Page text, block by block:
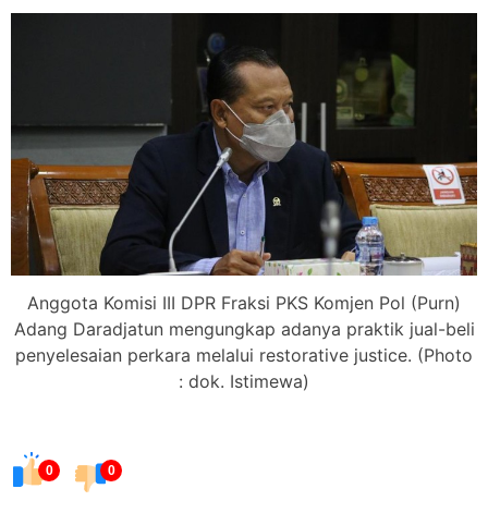
Anggota Komisi III DPR Fraksi PKS Komjen Pol (Purn)
Adang Daradjatun mengungkap adanya praktik jual-beli
penyelesaian perkara melalui restorative justice. (Photo
: dok. Istimewa)
0 0